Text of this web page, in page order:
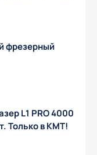
фрезерный
L1 PRO 4000
Только в КМТ!